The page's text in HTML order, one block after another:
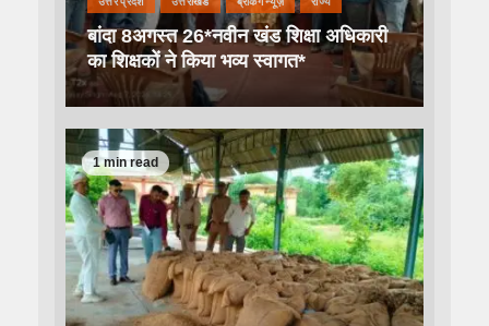
बांदा 8अगस्त 26*नवीन खंड शिक्षा अधिकारी
का शिक्षकों ने किया भव्य स्वागत*
1 min read